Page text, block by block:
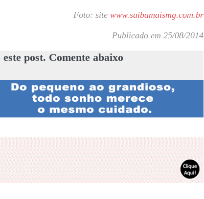
Foto: site www.saibamaismg.com.br
Publicado em 25/08/2014
post. Comente abaixo